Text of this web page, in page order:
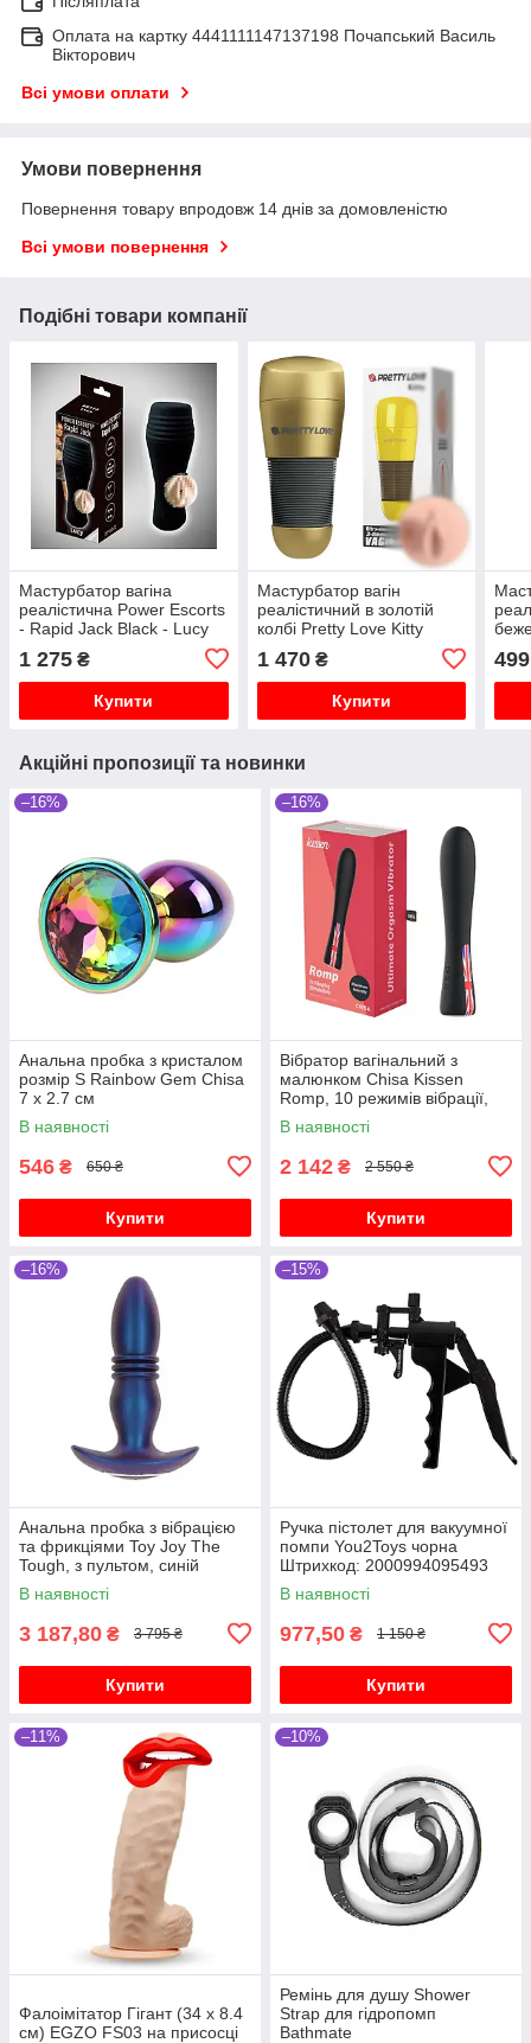
Оплата на картку 4441111147137198 Почапський Василь
Вікторович
Всі умови оплати
Умови повернення
Повернення товару впродовж 14 днів за домовленістю
Всі умови повернення
Подібні товари компанії
Мастурбатор вагіна
реалістична Power Escorts
- Rapid Jack Black - Lucy
1 275 ₴
Купити
Мастурбатор вагін
реалістичний в золотій
колбі Pretty Love Kitty
1 470₴
Купити
499
Акційні пропозиції та новинки
–16%
Анальна пробка з кристалом
розмір S Rainbow Gem Chisa
7 х 2.7 см
В наявності
546 ₴ 650 ₴
Купити
–16%
Вібратор вагінальний з
малюнком Chisa Kissen
Romp, 10 режимів вібрації,
чорний
В наявності
2 142 ₴ 2 550 ₴
Купити
–16%
Анальна пробка з вібрацією
та фрикціями Toy Joy The
Tough, з пультом, синій
В наявності
3 187,80 ₴ 3 795 ₴
Купити
–15%
Ручка пістолет для вакуумної
помпи You2Toys чорна
Штрихкод: 2000994095493
В наявності
977,50 ₴ 1 150 ₴
Купити
–11%
Фалоімітатор Гігант (34 х 8.4
см) EGZO FS03 на присосці
–10%
Ремінь для душу Shower
Strap для гідропомп
Bathmate